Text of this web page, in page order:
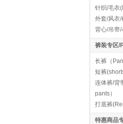
针织/毛衣
外套/风衣/
背心/吊带
裤装专区/
长裤（
短裤
连体裤/背
pants）
打底裤
特惠商品